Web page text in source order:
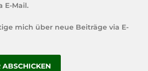
E-Mail.
mich über neue Beiträge via E-